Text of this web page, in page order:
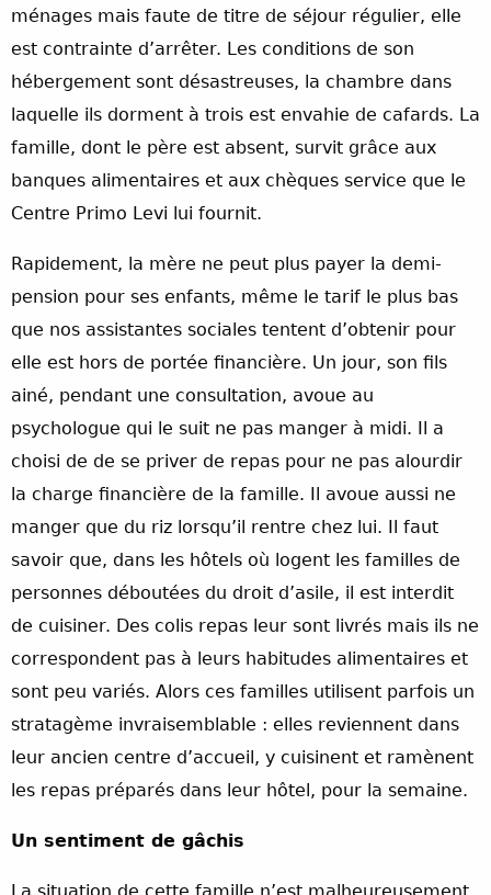
ménages mais faute de titre de séjour régulier, elle
est contrainte d’arrêter. Les conditions de son
hébergement sont désastreuses, la chambre dans
laquelle ils dorment à trois est envahie de cafards. La
famille, dont le père est absent, survit grâce aux
banques alimentaires et aux chèques service que le
Centre Primo Levi lui fournit.
Rapidement, la mère ne peut plus payer la demi-
pension pour ses enfants, même le tarif le plus bas
que nos assistantes sociales tentent d’obtenir pour
elle est hors de portée financière. Un jour, son fils
ainé, pendant une consultation, avoue au
psychologue qui le suit ne pas manger à midi. Il a
choisi de de se priver de repas pour ne pas alourdir
la charge financière de la famille. Il avoue aussi ne
manger que du riz lorsqu’il rentre chez lui. Il faut
savoir que, dans les hôtels où logent les familles de
personnes déboutées du droit d’asile, il est interdit
de cuisiner. Des colis repas leur sont livrés mais ils ne
correspondent pas à leurs habitudes alimentaires et
sont peu variés. Alors ces familles utilisent parfois un
stratagème invraisemblable : elles reviennent dans
leur ancien centre d’accueil, y cuisinent et ramènent
les repas préparés dans leur hôtel, pour la semaine.
Un sentiment de gâchis